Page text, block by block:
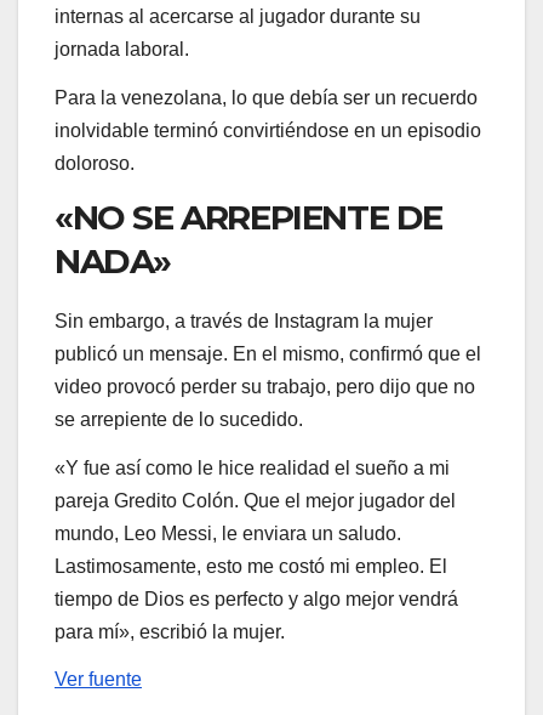
internas al acercarse al jugador durante su
jornada laboral.
Para la venezolana, lo que debía ser un recuerdo
inolvidable terminó convirtiéndose en un episodio
doloroso.
«NO SE ARREPIENTE DE
NADA»
Sin embargo, a través de Instagram la mujer
publicó un mensaje. En el mismo, confirmó que el
video provocó perder su trabajo, pero dijo que no
se arrepiente de lo sucedido.
«Y fue así como le hice realidad el sueño a mi
pareja Gredito Colón. Que el mejor jugador del
mundo, Leo Messi, le enviara un saludo.
Lastimosamente, esto me costó mi empleo. El
tiempo de Dios es perfecto y algo mejor vendrá
para mí», escribió la mujer.
Ver fuente